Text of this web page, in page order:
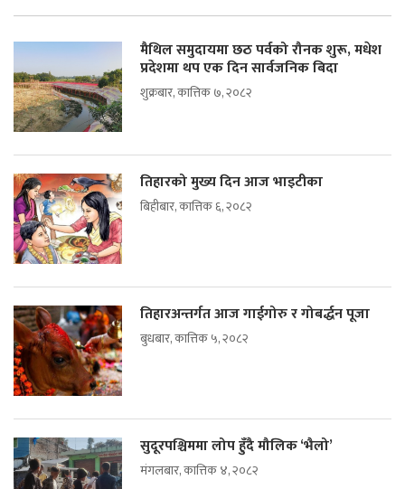
मैथिल समुदायमा छठ पर्वको रौनक शुरू, मधेश
प्रदेशमा थप एक दिन सार्वजनिक बिदा
शुक्रबार, कात्तिक ७, २०८२
तिहारको मुख्य दिन आज भाइटीका
बिहीबार, कात्तिक ६, २०८२
तिहारअन्तर्गत आज गाईगोरु र गोबर्द्धन पूजा
बुधबार, कात्तिक ५, २०८२
सुदूरपश्चिममा लोप हुँदै मौलिक ‘भैलो’
मंगलबार, कात्तिक ४, २०८२